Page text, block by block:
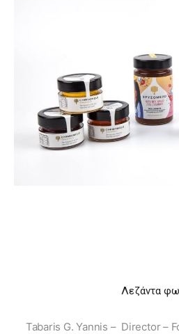
Λεζάντα
Tabaris G. Yannis – Director –